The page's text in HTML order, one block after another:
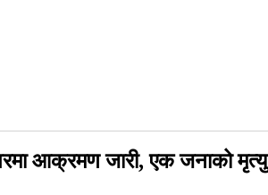
आक्रमण जारी, एक जनाको मृत्यु